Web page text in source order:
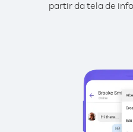
partir da tela de